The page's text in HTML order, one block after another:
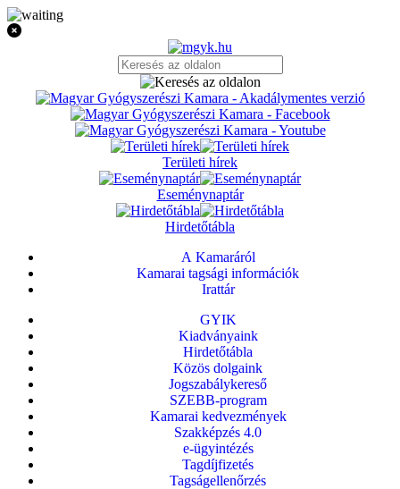
Területi hírek
Eseménynaptár
Hirdetőtábla
A Kamaráról
Kamarai tagsági információk
Irattár
GYIK
Kiadványaink
Hirdetőtábla
Közös dolgaink
Jogszabálykereső
SZEBB-program
Kamarai kedvezmények
Szakképzés 4.0
e-ügyintézés
Tagdíjfizetés
Tagságellenőrzés